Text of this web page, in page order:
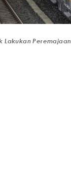
Lakukan Peremajaan